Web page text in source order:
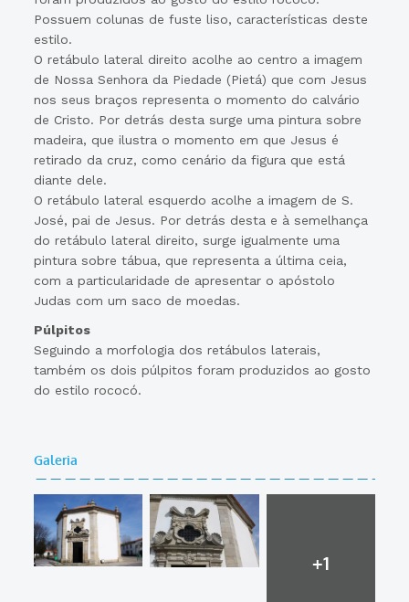
Possuem colunas de fuste liso, características deste
estilo.
O retábulo lateral direito acolhe ao centro a imagem
de Nossa Senhora da Piedade (Pietá) que com Jesus
nos seus braços representa o momento do calvário
de Cristo. Por detrás desta surge uma pintura sobre
madeira, que ilustra o momento em que Jesus é
retirado da cruz, como cenário da figura que está
diante dele.
O retábulo lateral esquerdo acolhe a imagem de S.
José, pai de Jesus. Por detrás desta e à semelhança
do retábulo lateral direito, surge igualmente uma
pintura sobre tábua, que representa a última ceia,
com a particularidade de apresentar o apóstolo
Judas com um saco de moedas.
Púlpitos
Seguindo a morfologia dos retábulos laterais,
também os dois púlpitos foram produzidos ao gosto
do estilo rococó.
Galeria
+1